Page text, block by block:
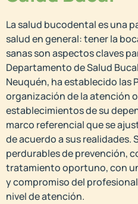
La salud bucodental es una
salud en general: tener la
sanas son aspectos claves
Departamento de Salud
Neuquén, ha establecido las
organización de la atención
establecimientos de su
marco referencial que se
de acuerdo a sus realidades.
perdurables de prevención,
tratamiento oportuno, con
y compromiso del
nivel de atención.